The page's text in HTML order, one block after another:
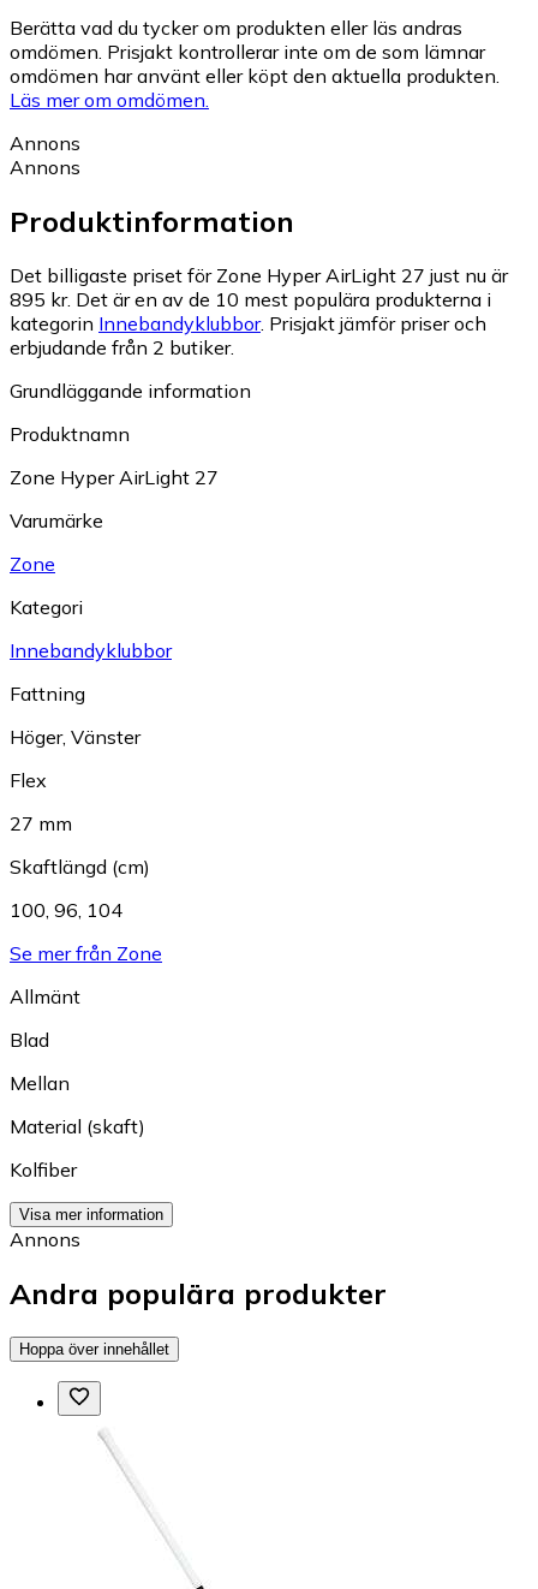
Berätta vad du tycker om produkten eller läs andras
omdömen. Prisjakt kontrollerar inte om de som lämnar
omdömen har använt eller köpt den aktuella produkten.
Läs mer om omdömen.
Annons
Annons
Produktinformation
Det billigaste priset för Zone Hyper AirLight 27 just nu är
895 kr. Det är en av de 10 mest populära produkterna i
kategorin Innebandyklubbor. Prisjakt jämför priser och
erbjudande från 2 butiker.
Grundläggande information
Produktnamn
Zone Hyper AirLight 27
Varumärke
Zone
Kategori
Innebandyklubbor
Fattning
Höger, Vänster
Flex
27 mm
Skaftlängd (cm)
100 96 104
Se mer från Zone
Allmänt
Blad
Mellan
Material (skaft)
Kolfiber
Visa mer information
Annons
Andra populära produkter
Hoppa över innehållet